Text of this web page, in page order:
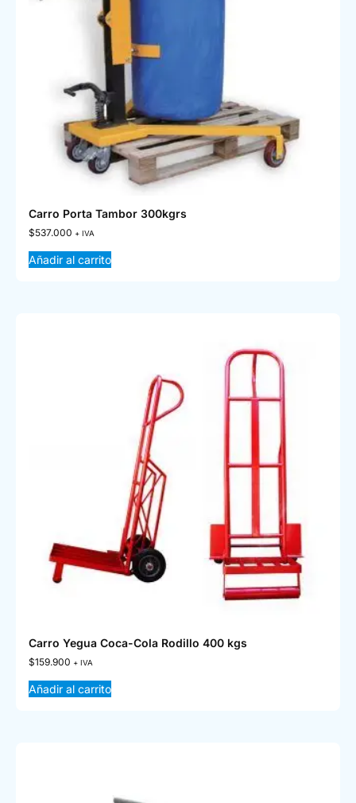
Carro Porta Tambor 300kgrs
$537.000 + IVA
Añadir al carrito
Carro Yegua Coca-Cola Rodillo 400 kgs
$159.900 + IVA
Añadir al carrito